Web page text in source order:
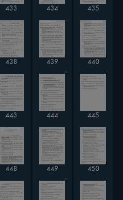
433 434 435
438 439 440
443 444 445
448 449 450